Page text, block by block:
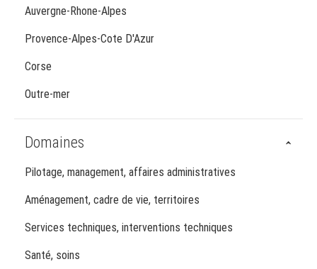
Auvergne-Rhone-Alpes
Provence-Alpes-Cote D'Azur
Corse
Outre-mer
Domaines
Pilotage, management, affaires administratives
Aménagement, cadre de vie, territoires
Services techniques, interventions techniques
Santé, soins